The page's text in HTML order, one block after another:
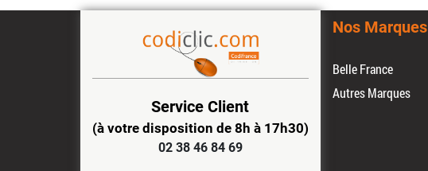
Service Client
(à votre disposition de 8h à 17h30)
02 38 46 84 69
Nos Marques
Belle France
Autres Marques